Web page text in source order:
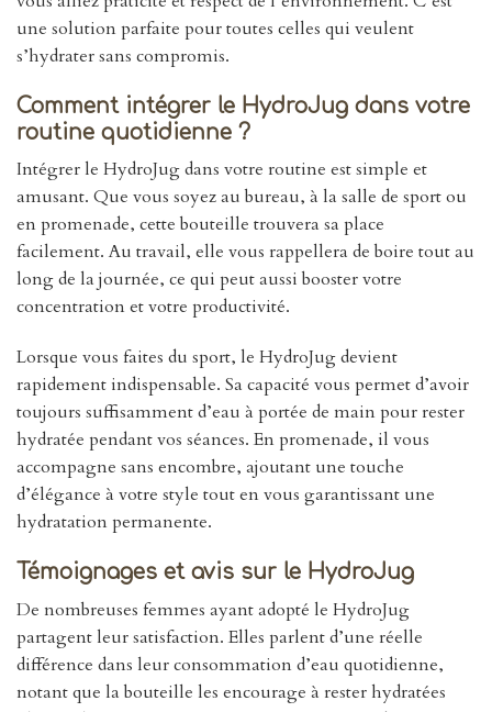
une solution parfaite pour toutes celles qui veulent
s’hydrater sans compromis.
Comment intégrer le HydroJug dans votre
routine quotidienne ?
Intégrer le HydroJug dans votre routine est simple et
amusant. Que vous soyez au bureau, à la salle de sport ou
en promenade, cette bouteille trouvera sa place
facilement. Au travail, elle vous rappellera de boire tout au
long de la journée, ce qui peut aussi booster votre
concentration et votre productivité.
Lorsque vous faites du sport, le HydroJug devient
rapidement indispensable. Sa capacité vous permet d’avoir
toujours suffisamment d’eau à portée de main pour rester
hydratée pendant vos séances. En promenade, il vous
accompagne sans encombre, ajoutant une touche
d’élégance à votre style tout en vous garantissant une
hydratation permanente.
Témoignages et avis sur le HydroJug
De nombreuses femmes ayant adopté le HydroJug
partagent leur satisfaction. Elles parlent d’une réelle
différence dans leur consommation d’eau quotidienne,
notant que la bouteille les encourage à rester hydratées